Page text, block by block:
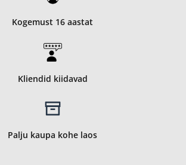
Kogemust 16 aastat
Kliendid kiidavad
Palju kaupa kohe laos